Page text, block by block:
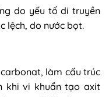
do yếu tố di truyền
lệch, do nước bọt.
làm cấu trúc
khi vi khuẩn tạo axit